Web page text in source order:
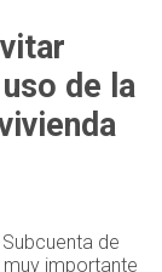
de la
de
importante